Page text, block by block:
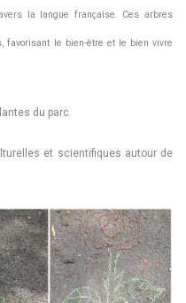
la langue française. Ces arbres
favorisant le bien-être et le bien vivre
du parc
et scientifiques autour de